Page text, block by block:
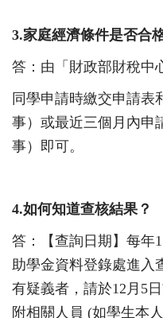
3.家庭經濟條件是否合
答：由「財政部財稅中
同學申請時繳交申請表
事）或最近三個月內申
事）即可。
4.如何知道查核結果？
答：【查詢日期】每年
助學金資料登錄處進入
有疑義者，請於12 月 5
附相關人員 (如學生本